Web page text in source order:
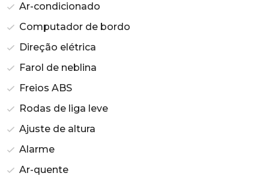
Ar-condicionado
Computador de bordo
Direção elétrica
Farol de neblina
Freios ABS
Rodas de liga leve
Ajuste de altura
Alarme
Ar-quente